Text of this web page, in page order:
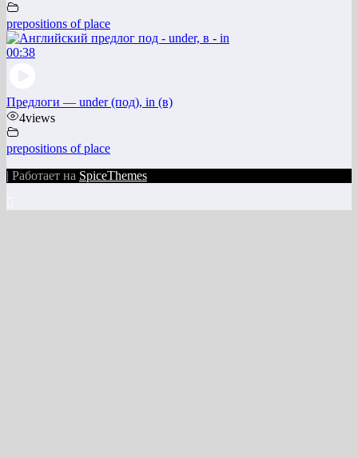
prepositions of place
00:38
Предлоги — under (под), in (в)
4views
prepositions of place
| Работает на SpiceThemes